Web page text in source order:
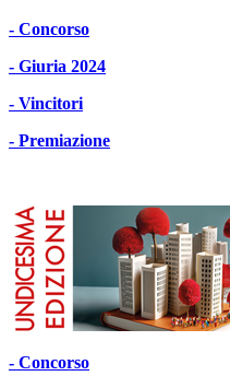
- Concorso
- Giuria 2024
- Vincitori
- Premiazione
- Concorso